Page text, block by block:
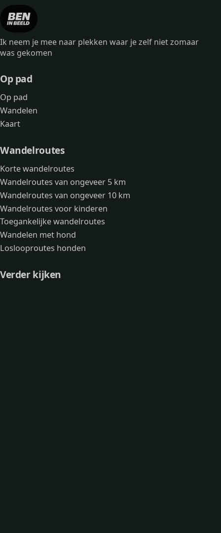
Ik neem je mee naar plekken waar je zelf niet zomaar
was gekomen
Op pad
Op pad
Wandelen
Kaart
Wandelroutes
Korte wandelroutes
Wandelroutes van ongeveer 5 km
Wandelroutes van ongeveer 10 km
Wandelroutes voor kinderen
Toegankelijke wandelroutes
Wandelen met hond
Loslooproutes honden
Verder kijken